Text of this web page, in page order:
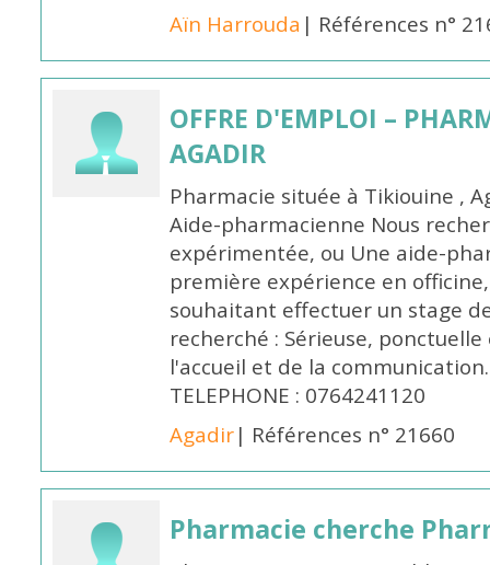
Aïn Harrouda | Références n°
OFFRE D'EMPLOI –
AGADIR
Pharmacie située à Tikiouine ,
Aide-pharmacienne Nous
expérimentée, ou Une aide-
première expérience en
souhaitant effectuer un stage
recherché : Sérieuse,
l'accueil et de la
TELEPHONE : 0764241120
Agadir| Références n° 21660
Pharmacie cherche